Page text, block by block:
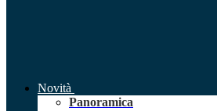
Novità
Panoramica